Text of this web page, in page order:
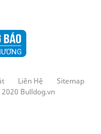
Liên Hệ
Sitemap
Bulldog.vn